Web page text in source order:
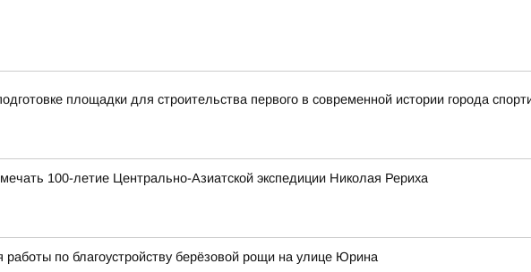
площадки для строительства первого в современной истории города
100-летие Центрально-Азиатской экспедиции Николая Рериха
по благоустройству берёзовой рощи на улице Юрина